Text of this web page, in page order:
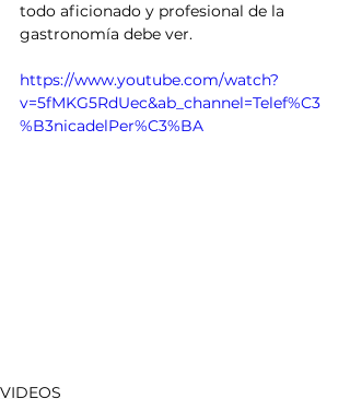
todo aficionado y profesional de la
gastronomía debe ver.
https://www.youtube.com/watch?
v=5fMKG5RdUec&ab_channel=Telef%C3
%B3nicadelPer%C3%BA
VIDEOS